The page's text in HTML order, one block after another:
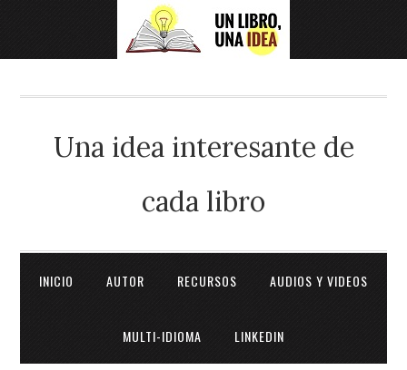
Una idea interesante de
cada libro
INICIO AUTOR RECURSOS AUDIOS Y VIDEOS
MULTI-IDIOMA LINKEDIN